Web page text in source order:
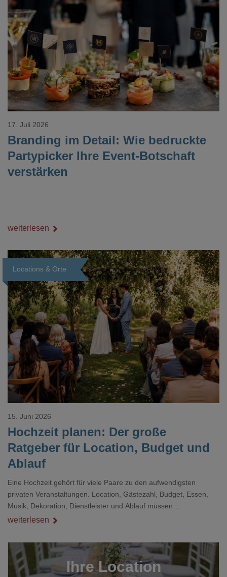
Loading...
Branding im Detail: Wie bedruckte
Partypicker Ihre Event-Botschaft
verstärken
17. Juli 2026
weiterlesen
Locations & Orte
Loading...
Hochzeit planen: Der große
Ratgeber für Location, Budget und
Ablauf
15. Juni 2026
Eine Hochzeit gehört für viele Paare zu den aufwendigsten
privaten Veranstaltungen. Location, Gästezahl, Budget, Essen,
Musik, Dekoration, Dienstleister und Ablauf müssen
zusammenpassen, damit der Tag gut organisiert ist und trotzdem
weiterlesen
Ihre Location